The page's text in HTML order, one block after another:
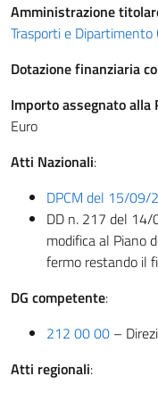
Amministrazione
Trasporti e Dipartimento
Dotazione finanziaria
Importo assegnato alla
Euro
Atti Nazionali:
DPCM del 15/09/
DD n. 217 del 14/
modifica al Piano
fermo restando il
DG competente:
212 00 00 –
Atti regionali: